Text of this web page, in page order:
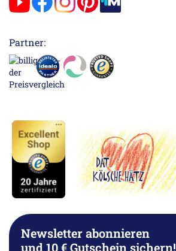
Partner:
Newsletter abonnieren
und 10 € Gutschein sichern!